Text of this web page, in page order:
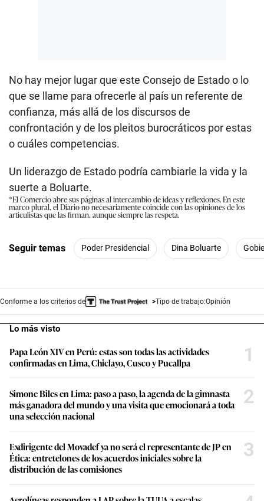
No hay mejor lugar que este Consejo de Estado o lo
que se llame para ofrecerle al país un referente de
confianza, más allá de los discursos de
confrontación y de los pleitos burocráticos por estas
o cuáles competencias.
Un liderazgo de Estado podría cambiarle la vida y la
suerte a Boluarte.
*El Comercio abre sus páginas al intercambio de ideas y reflexiones. En este
marco plural, el Diario no necesariamente coincide con las opiniones de los
articulistas que las firman, aunque siempre las respeta.
Seguir temas Poder Presidencial Dina Boluarte
Conforme a los criterios de Tipo de trabajo:Opinión
Lo más visto
Papa León XIV en Perú: estas son todas las actividades
confirmadas en Lima, Chiclayo, Cusco y Pucallpa
1
Simone Biles en Lima: paso a paso, la agenda de la gimnasta
más ganadora del mundo y una visita que emocionará a toda
una selección nacional
2
Exdirigente del Movadef ya no será el representante de JP en
Ética: entretelones de los acuerdos iniciales sobre la
distribución de las comisiones
3